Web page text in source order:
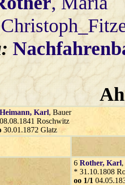
Heimann, Karl, Bauer
Roschwitz
30.01.1872 Glatz
6 Rother, Karl
* 31.10.1808
oo 1/1